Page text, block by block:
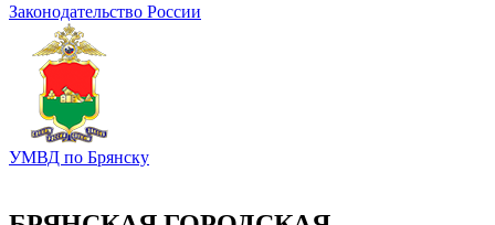
Законодательство России
УМВД по Брянску